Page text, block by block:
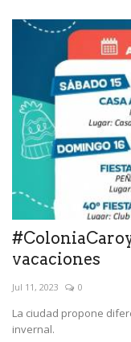
vacaciones
Jul 11, 2023 0
La ciudad propone
invernal.